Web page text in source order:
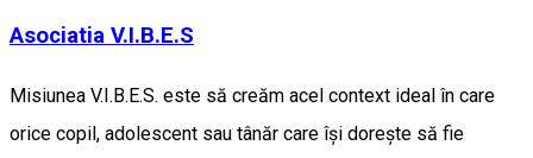
Asociatia V.I.B.E.S
Misiunea V.I.B.E.S. este să creăm acel context ideal în care
orice copil, adolescent sau tânăr care își dorește să fie